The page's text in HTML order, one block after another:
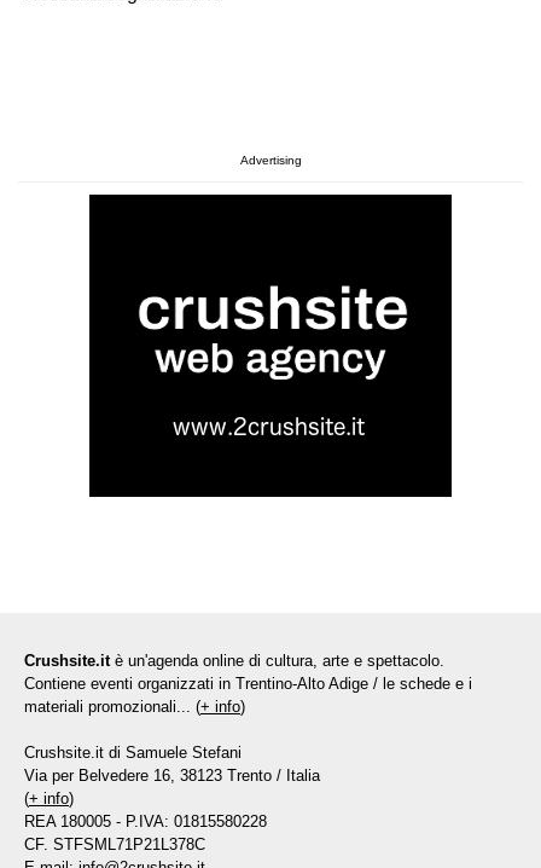
Advertising
Crushsite.it è un'agenda online di cultura, arte e spettacolo.
Contiene eventi organizzati in Trentino-Alto Adige / le schede e i
materiali promozionali... (+ info)
Crushsite.it di Samuele Stefani
Via per Belvedere 16, 38123 Trento / Italia
(+ info)
REA 180005 - P.IVA: 01815580228
CF. STFSML71P21L378C